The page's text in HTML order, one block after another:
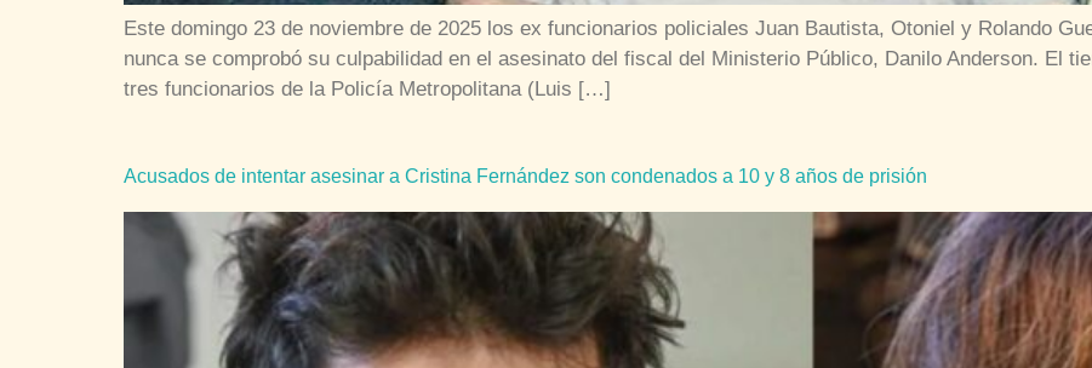
Este domingo 23 de noviembre de 2025 los ex funcionarios policiales Juan Bautista, Otoniel y Rolando
nunca se comprobó su culpabilidad en el asesinato del fiscal del Ministerio Público, Danilo Anderson. El
tres funcionarios de la Policía Metropolitana (Luis […]
Acusados de intentar asesinar a Cristina Fernández son condenados a 10 y 8 años de prisión